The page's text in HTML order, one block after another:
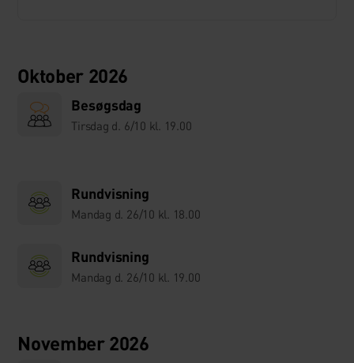
Oktober 2026
Besøgsdag
Tirsdag d. 6/10 kl. 19.00
Rundvisning
Mandag d. 26/10 kl. 18.00
Rundvisning
Mandag d. 26/10 kl. 19.00
November 2026